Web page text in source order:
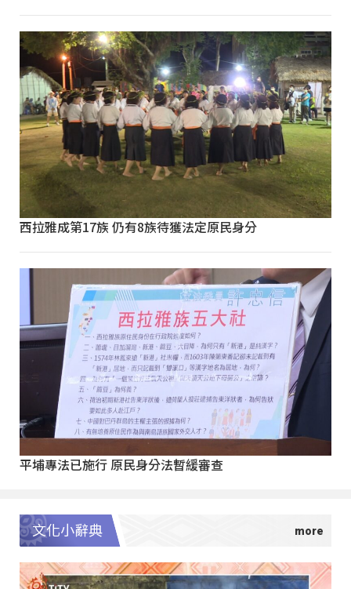
西拉雅成第17族 仍有8族待獲法定原民身分
平埔專法已施行 原民身分法暫緩審查
文化小辭典